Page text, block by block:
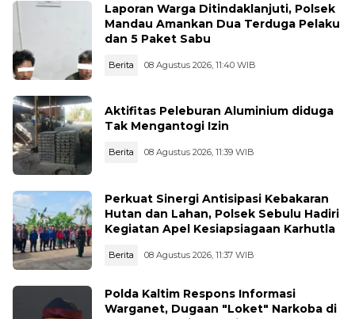
Laporan Warga Ditindaklanjuti, Polsek
Mandau Amankan Dua Terduga Pelaku
dan 5 Paket Sabu
Berita 08 Agustus 2026, 11:40 WIB
Aktifitas Peleburan Aluminium diduga
Tak Mengantogi Izin
Berita 08 Agustus 2026, 11:39 WIB
Perkuat Sinergi Antisipasi Kebakaran
Hutan dan Lahan, Polsek Sebulu Hadiri
Kegiatan Apel Kesiapsiagaan Karhutla
Berita 08 Agustus 2026, 11:37 WIB
Polda Kaltim Respons Informasi
Warganet, Dugaan "Loket" Narkoba di